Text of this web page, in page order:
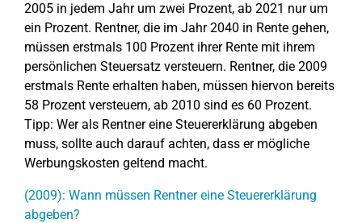
2005 in jedem Jahr um zwei Prozent, ab 2021 nur um
ein Prozent. Rentner, die im Jahr 2040 in Rente gehen,
müssen erstmals 100 Prozent ihrer Rente mit ihrem
persönlichen Steuersatz versteuern. Rentner, die 2009
erstmals Rente erhalten haben, müssen hiervon bereits
58 Prozent versteuern, ab 2010 sind es 60 Prozent.
Tipp: Wer als Rentner eine Steuererklärung abgeben
muss, sollte auch darauf achten, dass er mögliche
Werbungskosten geltend macht.
(2009): Wann müssen Rentner eine Steuererklärung
abgeben?